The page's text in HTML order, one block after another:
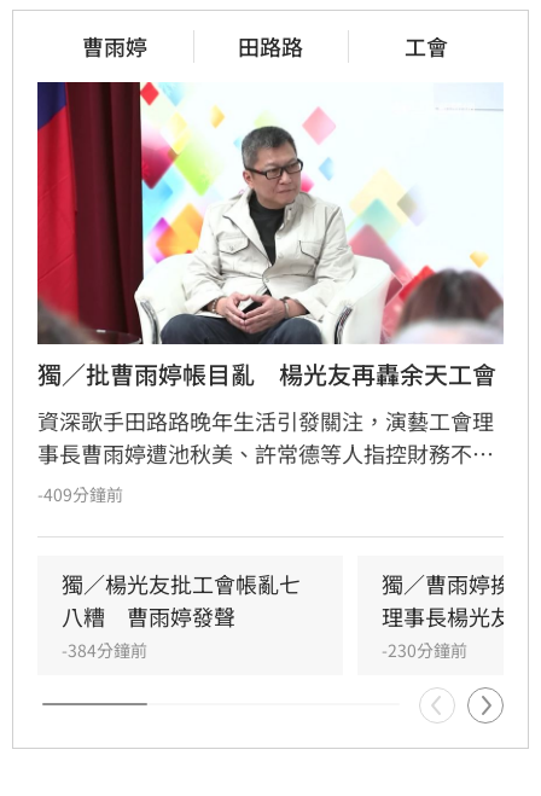
曹雨婷 田路路 工會
獨／批曹雨婷帳目亂　楊光友再轟余天工會
資深歌手田路路晚年生活引發關注，演藝工會理
事長曹雨婷遭池秋美、許常德等人指控財務不透
明及未照顧資深藝人，引發演藝圈軒然大波。針
會無關，更直言演藝圈工會林立現象混亂，強調
自己成立的台灣演藝人員協會運作順利，不願捲
入紛爭。這場關於藝人工會權益與財務管理的爭
議，隨著各界大咖發聲，讓演藝圈內部矛盾浮上
檯面，也凸顯了資深藝人照護制度的結構性問
題，引發社會廣泛關注與討論。
-409分鐘前
獨／楊光友批工會帳亂七
八糟　曹雨婷發聲
-384分鐘前
獨／曹雨婷挨
理事長楊光友開
-230分鐘前